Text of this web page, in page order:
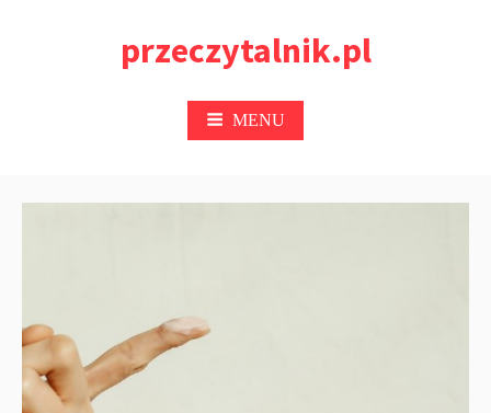
przeczytalnik.pl
MENU